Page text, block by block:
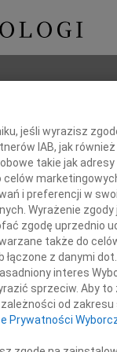
i słowa otuchy
śmierci Żony
jeśli wyrazisz
IAB, jak
takie jak
i preferencji w
Wyrażenie
zgodę uprzednio
także do
z danymi
interes
sprzeciw. Aby
od
Prywatności